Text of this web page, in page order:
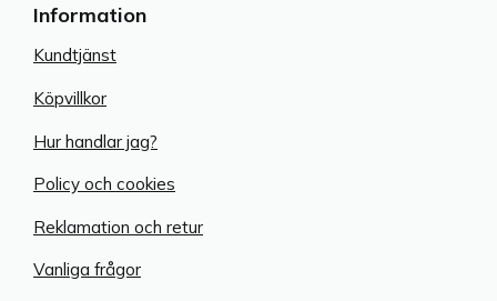
Information
Kundtjänst
Köpvillkor
Hur handlar jag?
Policy och cookies
Reklamation och retur
Vanliga frågor